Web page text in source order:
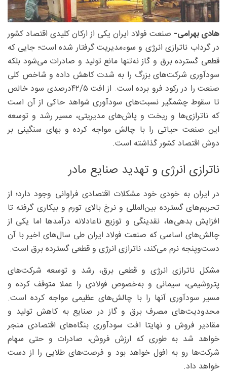
هادی بهرامی- صنعت فولاد ایران یکی از ارکان کلیدی اقتصاد کشور
در گرداب ناترازی انرژی و سوءمدیریت گرفتار شده است؛ جایی که
قطعی گسترده برق و گاز نه‌تنها مانع تولید و صادرات می‌شود بلکه
سودآوری شرکت‌های بزرگ را به شدت کاهش داده و شاخص کلی
صنعت را در رکود فرو برده است. از افت ۵/‏‏۴۲‌درصدی سود خالص
تا سقوط چشمگیر نسبت‌های سودآوری شواهد حاکی از آن است
که ناترازی‌ها و ریخت و پاش‌‌های مدیریتی، مسیر رشد و توسعه
این صنعت حیاتی را با چالش مواجه کرده و بهای سنگینی بر
دوش اقتصاد کشور گذاشته است.
ناترازی انرژی و تهدید صنایع مادر
در ایران به خودی خود مشکلات اقتصادی فراوانی وجود دارد؛ از
تحریم‌های گسترده بین‌المللی و نرخ بالای تورم و بیکاری گرفته تا
افزایش بدهی‌ها، نقدینگی و توزیع ناعادلانه درآمدها اما یکی از
چالش‌های اساسی که صنعت فولاد ایران طی سال‌های اخیر با آن
دست‌وپنجه نرم می‌کند، ناترازی انرژی و قطعی گسترده برق است.
مشکل ناترازی انرژی و قطعی برق، رشد و توسعه شرکت‌های
پتروشیمی، سیمانی و به‌خصوص فولادی را عملا متوقف کرده و
مسیر سودآوری آنها را با چالش‌های عظیمی مواجه کرده است.
محدودیت‌های مصرف برق و گاز در صنایع به کاهش تولید و
مقادیر فروش و نهایتا افت سودآوری بنگاه‌های اقتصادی منجر
خواهد شد به طوری که ارزش فروش، صادرات و حتی سهام
شرکت‌ها رو به افول خواهد بود و فرصت‌های طلایی را از دست
خواهد داد.